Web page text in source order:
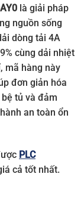
là giải pháp
nguồn sống
dòng tải 4A
cùng dải nhiệt
mã hàng này
đơn giản hóa
tủ và đảm
an toàn ổn
PLC
cả tốt nhất.